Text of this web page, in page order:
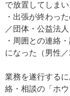
で放置してしま
・出張が終わっ
／団体・公益法人
・周囲との連絡
になった（男性
業務を遂行する
絡・相談の「ホ